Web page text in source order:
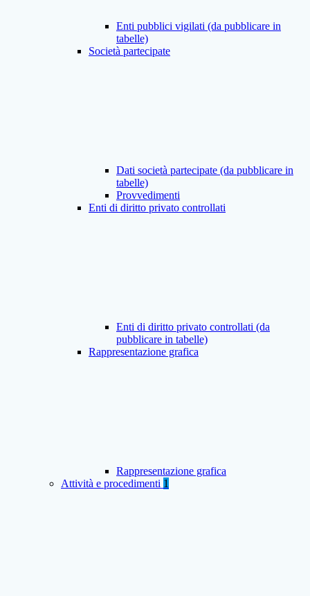
Enti pubblici vigilati (da pubblicare in
tabelle)
Società partecipate
Dati società partecipate (da pubblicare in
tabelle)
Provvedimenti
Enti di diritto privato controllati
Enti di diritto privato controllati (da
pubblicare in tabelle)
Rappresentazione grafica
Rappresentazione grafica
Attività e procedimenti 1